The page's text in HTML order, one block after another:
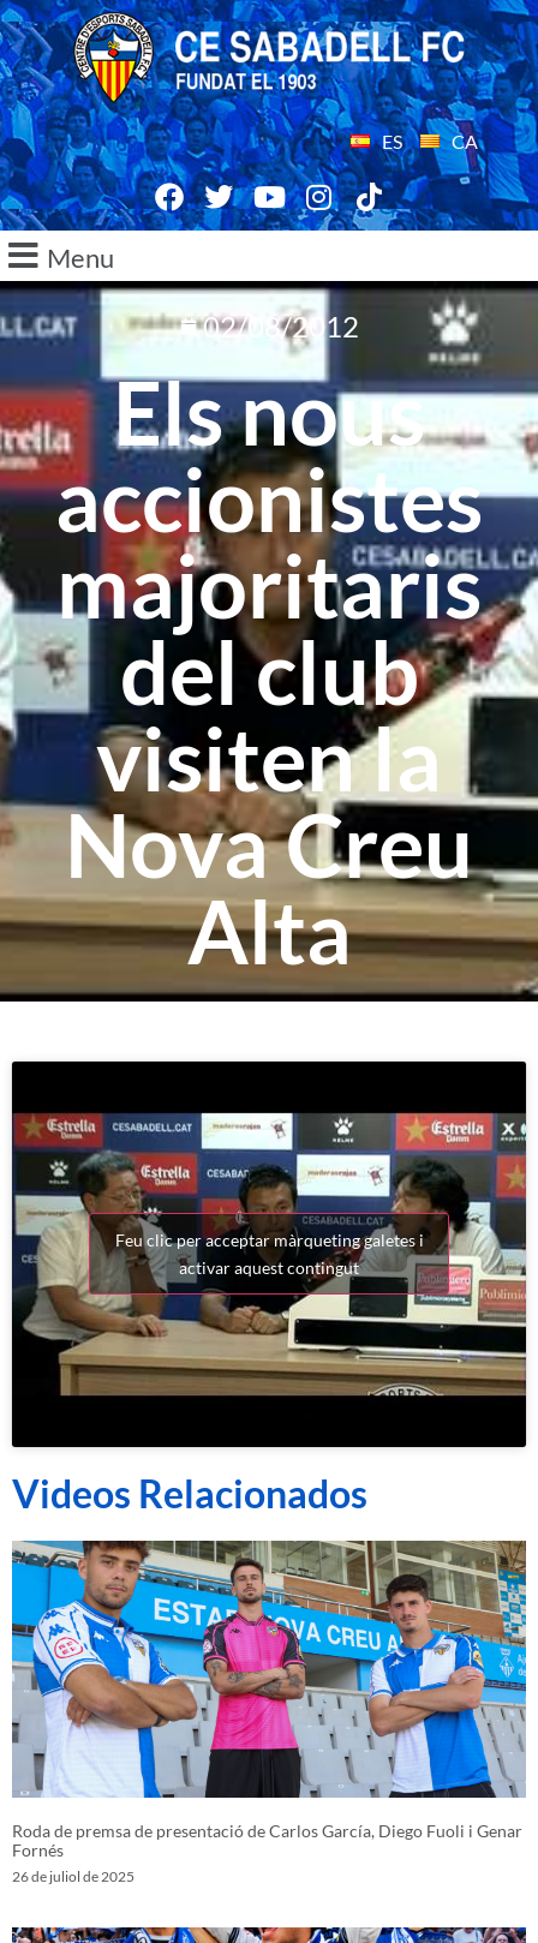
ES CA
Menu
02/08/2012
Els nous
accionistes
majoritaris
del club
visiten la
Nova Creu
Alta
Feu clic per acceptar màrqueting galetes i
activar aquest contingut
Videos Relacionados
Roda de premsa de presentació de Carlos García, Diego Fuoli i Genar
Fornés
26 de juliol de 2025